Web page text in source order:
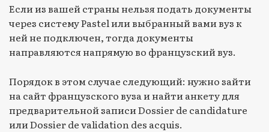
Если из вашей страны нельзя подать документы
через систему Pastel или выбранный вами вуз к
ней не подключен, тогда документы
направляются напрямую во французский вуз.
Порядок в этом случае следующий: нужно зайти
на сайт французского вуза и найти анкету для
предварительной записи Dossier de candidature
или Dossier de validation des acquis.